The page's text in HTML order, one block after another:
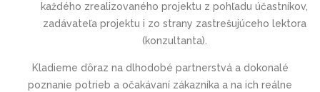
každého zrealizovaného projektu z pohľadu účastníkov,
zadávateľa projektu i zo strany zastrešujúceho lektora
(konzultanta).
Kladieme dôraz na dlhodobé partnerstvá a dokonalé
poznanie potrieb a očakávaní zákazníka a na ich reálne